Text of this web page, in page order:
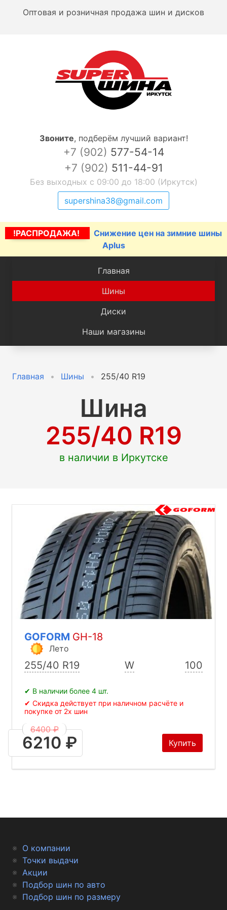
Оптовая и розничная продажа шин и дисков
Звоните, подберём лучший вариант!
+7 (902) 577-54-14
+7 (902) 511-44-91
Без выходных с 09:00 до 18:00 (Иркутск)
supershina38@gmail.com
!РАСПРОДАЖА!
Снижение цен на зимние шины
Aplus
Главная
Шины
Диски
Наши магазины
Главная Шины 255/40 R19
Шина
255/40 R19
в наличии в Иркутске
GOFORM GH-18
Лето
255/40 R19 W 100
✔ В наличии более 4 шт.
✔ Скидка действует при наличном расчёте и
покупке от 2х шин
6400 ₽
6210 ₽ Купить
О компании
Точки выдачи
Акции
Подбор шин по авто
Подбор шин по размеру